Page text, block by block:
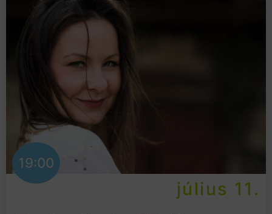
19:00
július 11.